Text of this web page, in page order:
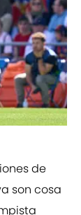
de
son cosa